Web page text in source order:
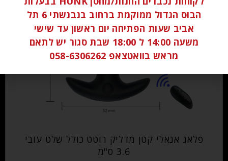
פלאג אנאלי קטן מדליק רוטט כולל שלט עובי
3.6 ס"מ
הבוס הגדול ממוקמת ברחוב בנבנשתי 6 תל
אביב שעות הפתיחה יום ראשון עד שישי
משעה 14:00 ל 18:00 שבת סגור יש לתאם
מראש בוואטצאפ 058-6306262